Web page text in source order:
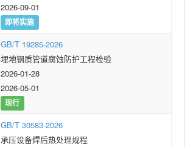
2026-09-01
即将实施
GB/T 19285-2026
埋地钢质管道腐蚀防护工程检验
2026-01-28
2026-05-01
现行
GB/T 30583-2026
承压设备焊后热处理规程